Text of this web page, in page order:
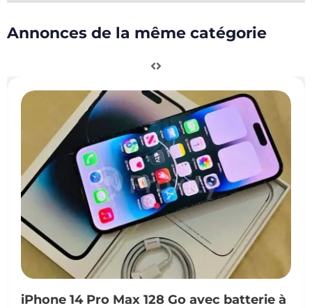
Annonces de la même catégorie
iPhone 14 Pro Max 128 Go avec batterie à